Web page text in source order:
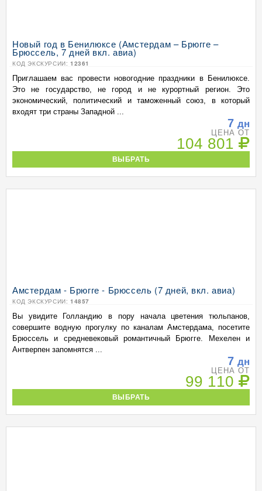
Новый год в Бенилюксе (Амстердам – Брюгге –
Брюссель, 7 дней вкл. авиа)
КОД ЭКСКУРСИИ: 12361
Приглашаем вас провести новогодние праздники в Бенилюксе.
Это не государство, не город и не курортный регион. Это
экономический, политический и таможенный союз, в который
входят три страны Западной ...
7 дн
ЦЕНА ОТ
104 801
ВЫБРАТЬ
Амстердам - Брюгге - Брюссель (7 дней, вкл. авиа)
КОД ЭКСКУРСИИ: 14857
Вы увидите Голландию в пору начала цветения тюльпанов,
совершите водную прогулку по каналам Амстердама, посетите
Брюссель и средневековый романтичный Брюгге. Мехелен и
Антверпен запомнятся ...
7 дн
ЦЕНА ОТ
99 110
ВЫБРАТЬ